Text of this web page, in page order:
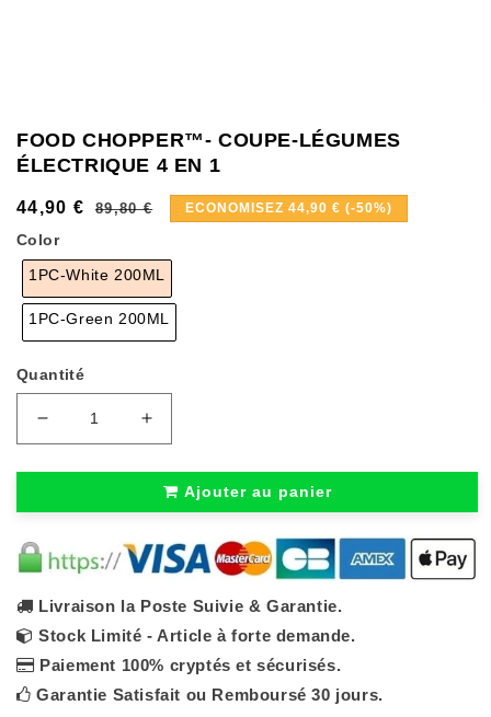
FOOD CHOPPER™- COUPE-LÉGUMES
ÉLECTRIQUE 4 EN 1
Prix
89,80 €
Prix
44,90 € ECONOMISEZ 44,90 € (-50%)
Color
1PC-White 200ML
1PC-Green 200ML
Quantité
Réduire
la
Chopper™-
légumes
électrique
en
Augmenter
la
Food
Chopper™-
légumes
électrique
en
Ajouter au panier
Livraison la Poste Suivie & Garantie.
Stock Limité - Article à forte demande.
Paiement 100% cryptés et sécurisés.
Garantie Satisfait ou Remboursé 30 jours.